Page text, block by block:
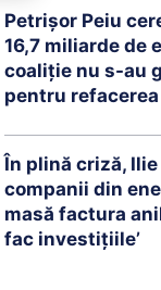
Petrişor Peiu
16,7 miliarde de
coaliţie nu s-au
pentru
În plină criză,
companii din
masă factura
fac investițiile’